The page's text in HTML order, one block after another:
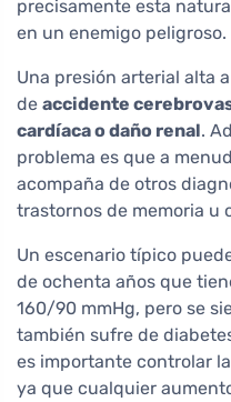
precisamente esta
en un enemigo peligroso.
Una presión arterial alta
de accidente
cardíaca o daño renal.
problema es que a
acompaña de otros
trastornos de memoria u
Un escenario típico
de ochenta años que
160/90 mmHg, pero se
también sufre de
es importante controlar
ya que cualquier